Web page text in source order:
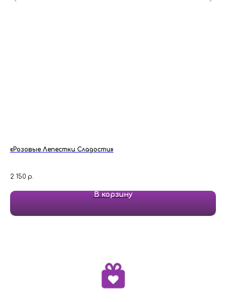
«Розовые Лепестки Сладости»
2 150 р.
В корзину